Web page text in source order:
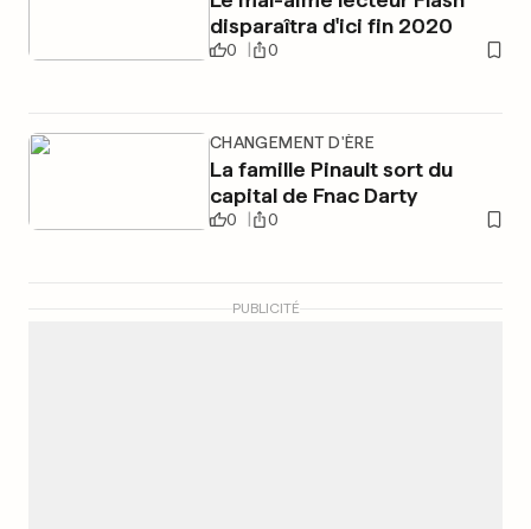
disparaîtra d'ici fin 2020
0 0
CHANGEMENT D'ÈRE
La famille Pinault sort du
capital de Fnac Darty
0 0
PUBLICITÉ